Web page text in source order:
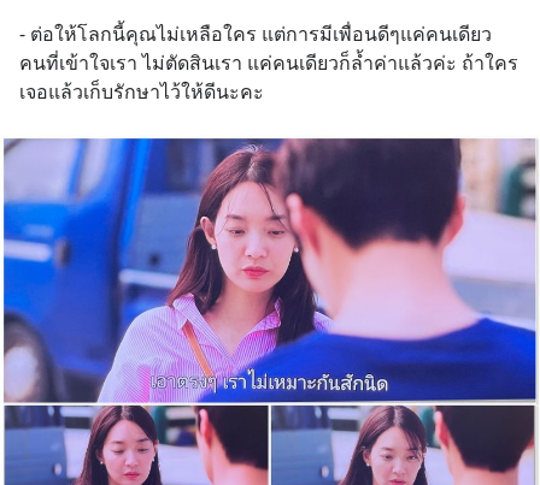
- ต่อให้โลกนี้คุณไม่เหลือใคร แต่การมีเพื่อนดีๆแค่คนเดียว
คนที่เข้าใจเรา ไม่ตัดสินเรา แค่คนเดียวก็ล้ำค่าแล้วค่ะ ถ้าใคร
เจอแล้วเก็บรักษาไว้ให้ดีนะคะ